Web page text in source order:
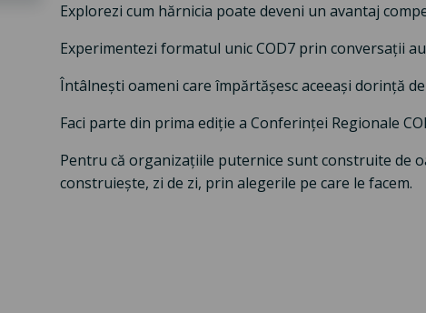
Explorezi cum hărnicia poate deveni un avantaj
Experimentezi formatul unic COD7 prin conversații
Întâlnești oameni care împărtășesc aceeași dorință
Faci parte din prima ediție a Conferinței Regionale
Pentru că organizațiile puternice sunt construite de
construiește, zi de zi, prin alegerile pe care le facem.